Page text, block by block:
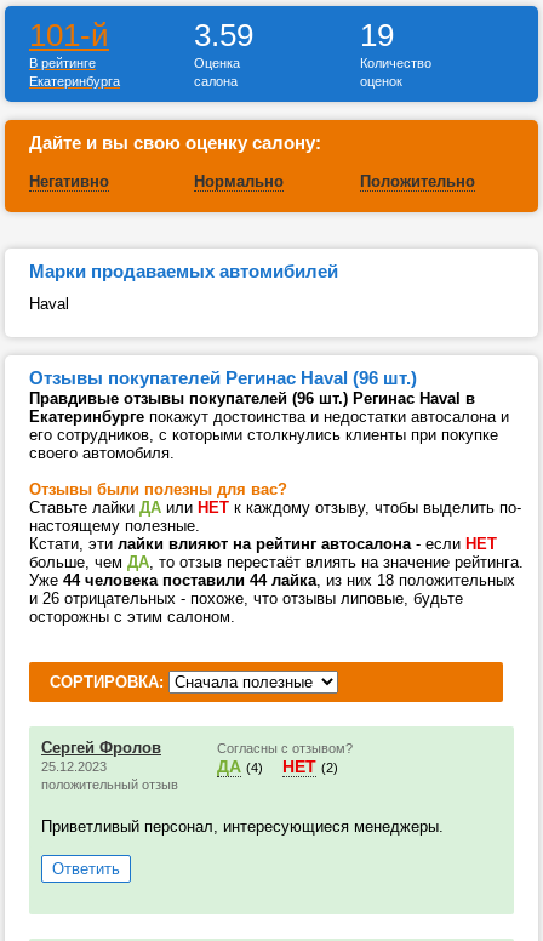
101-й
В рейтинге
Екатеринбурга
3.59
Оценка
салона
19
Количество
оценок
Дайте и вы свою оценку салону:
Негативно Нормально Положительно
Марки продаваемых автомибилей
Haval
Отзывы покупателей Регинас Haval (96 шт.)
Правдивые отзывы покупателей (96 шт.) Регинас Haval в
Екатеринбурге покажут достоинства и недостатки автосалона и
его сотрудников, с которыми столкнулись клиенты при покупке
своего автомобиля.
Отзывы были полезны для вас?
Ставьте лайки ДА или НЕТ к каждому отзыву, чтобы выделить по-
настоящему полезные.
Кстати, эти лайки влияют на рейтинг автосалона- если НЕТ
больше, чем ДА, то отзыв перестаёт влиять на значение рейтинга.
Уже 44 человека поставили 44 лайка, из них 18 положительных
и 26 отрицательных - похоже, что отзывы липовые, будьте
осторожны с этим салоном.
СОРТИРОВКА:
Сергей Фролов
25.12.2023
положительный отзыв
Согласны с отзывом?
ДА (4) НЕТ (2)
Приветливый персонал, интересующиеся менеджеры.
Ответить